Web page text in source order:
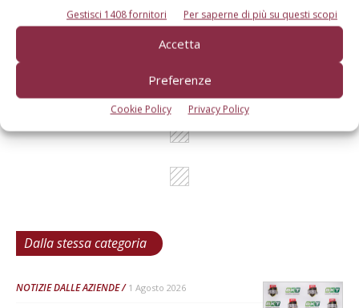
Gestisci 1408 fornitori Per saperne di più su questi scopi
Accetta
Preferenze
Cookie Policy Privacy Policy
I consigli di Terra e Vita agli agricoltori
Dalla stessa categoria
NOTIZIE DALLE AZIENDE 1 Agosto 2026